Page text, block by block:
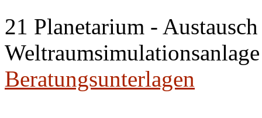
21 Planetarium -
Weltraumsimulationsanlage
Beratungsunterlagen